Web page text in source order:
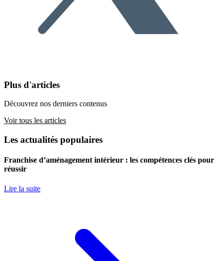
Plus d'articles
Découvrez nos derniers contenus
Voir tous les articles
Les actualités populaires
Franchise d’aménagement intérieur : les compétences clés pour
réussir
Lire la suite